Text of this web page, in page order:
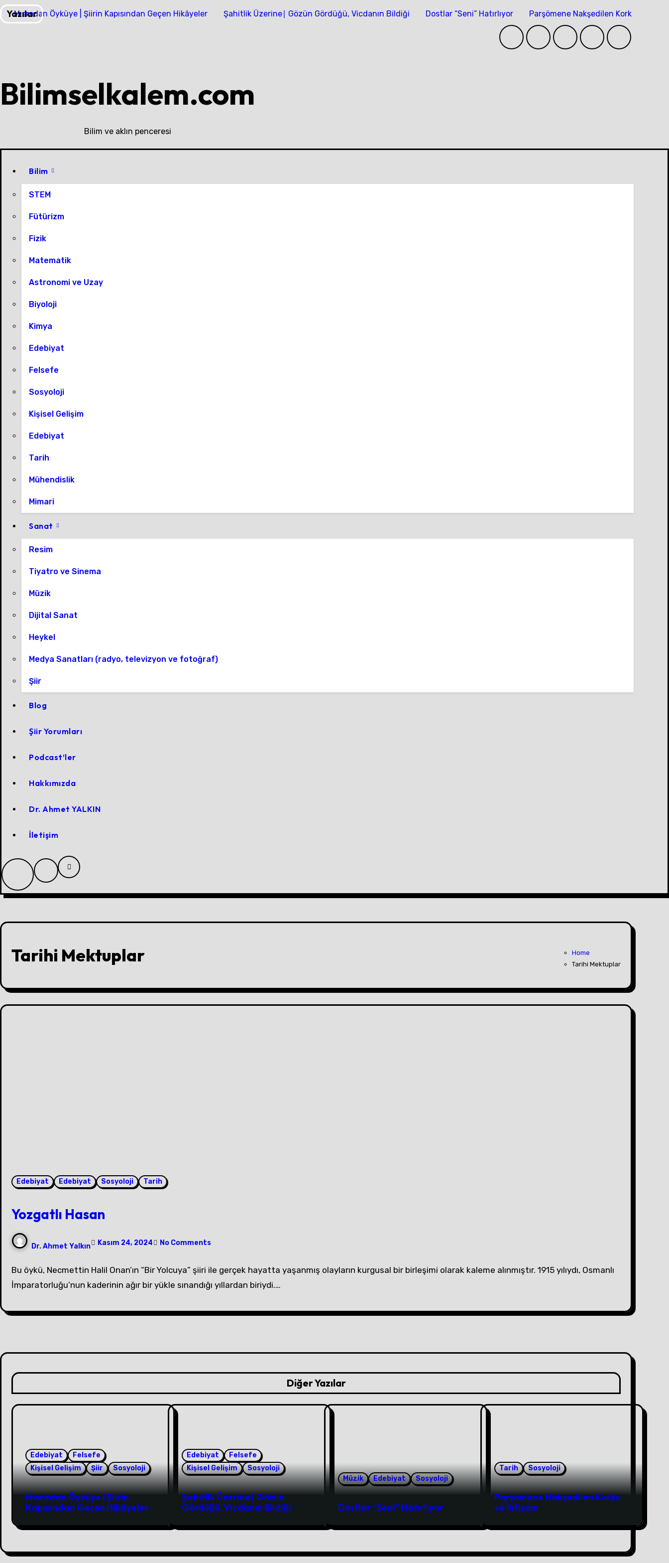
Skip
to
Yazılar
Mısradan Öyküye | Şiirin Kapısından Geçen Hikâyeler Şahitlik Üzerine∣ Gözün Gördüğü, Vicdanın Bildiği Dostlar “Seni” Hatırlıyor Parşömene Nakşedilen Korku ve
Bilimselkalem.com
Bilim ve aklın penceresi
Bilim
STEM
Fütürizm
Fizik
Matematik
Astronomi ve Uzay
Biyoloji
Kimya
Edebiyat
Felsefe
Sosyoloji
Kişisel Gelişim
Edebiyat
Tarih
Mühendislik
Mimari
Sanat
Resim
Tiyatro ve Sinema
Müzik
Dijital Sanat
Heykel
Medya Sanatları (radyo, televizyon ve fotoğraf)
Şiir
Blog
Şiir Yorumları
Podcast’ler
Hakkımızda
Dr. Ahmet YALKIN
İletişim
Tarihi Mektuplar
Home
Tarihi Mektuplar
Edebiyat Edebiyat Sosyoloji Tarih
Yozgatlı Hasan
Dr. Ahmet Yalkın Kasım 24, 2024 No Comments
Bu öykü, Necmettin Halil Onan’ın “Bir Yolcuya” şiiri ile gerçek hayatta yaşanmış olayların kurgusal bir birleşimi olarak kaleme alınmıştır. 1915 yılıydı, Osmanlı
İmparatorluğu’nun kaderinin ağır bir yükle sınandığı yıllardan biriydi.…
Diğer Yazılar
Edebiyat
Felsefe
Kişisel Gelişim
Şiir Sosyoloji
Mısradan Öyküye | Şiirin
Kapısından Geçen Hikâyeler
Edebiyat
Felsefe
Kişisel Gelişim
Sosyoloji
Şahitlik Üzerine∣ Gözün
Gördüğü, Vicdanın Bildiği
Müzik Edebiyat Sosyoloji
Dostlar “Seni” Hatırlıyor
Tarih Sosyoloji
Parşömene Nakşedilen Korku
ve İhtişam